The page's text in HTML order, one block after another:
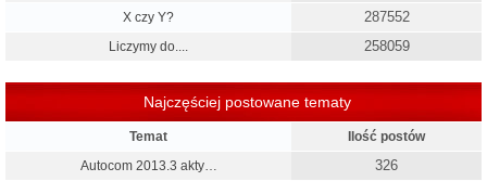
X czy Y? 287552
Liczymy do.... 258059
Najczęściej postowane tematy
Temat
Ilość postów
Autocom 2013.3 akty…
326